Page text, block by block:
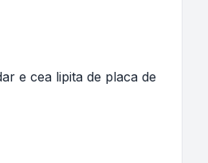
e cea lipita de placa de